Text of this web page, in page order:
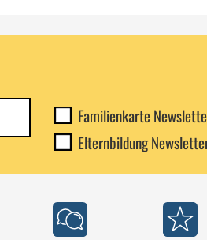
Newsletterkategorie
abonnieren
Familienkarte
Elternbildung